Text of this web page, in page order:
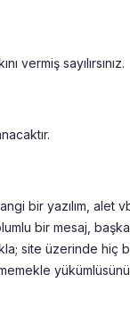
vermiş sayılırsınız.
bir yazılım, alet
bir mesaj,
site üzerinde